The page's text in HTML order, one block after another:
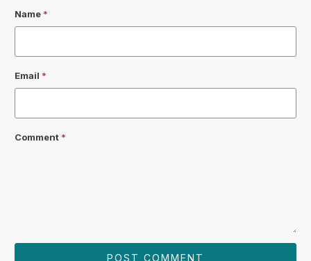
Name *
Email *
Comment *